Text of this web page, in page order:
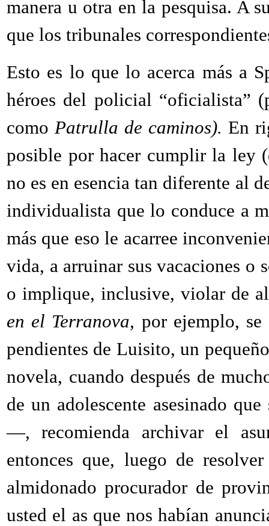
manera u otra en la pesquisa. A
que los tribunales
Esto es lo que lo acerca más a
héroes del policial “oficialista”
como Patrulla de caminos). En
posible por hacer cumplir la ley
no es en esencia tan diferente al
individualista que lo conduce a
más que eso le acarree
vida, a arruinar sus vacaciones o
o implique, inclusive, violar de
en el Terranova, por ejemplo, se
pendientes de Luisito, un
novela, cuando después de
de un adolescente asesinado
—, recomienda archivar el
entonces que, luego de
almidonado procurador de
usted el as que nos habían